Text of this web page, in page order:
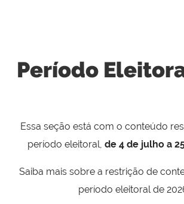
Período
Essa seção está com o conteúdo
período eleitoral, de 4 de julho a
Saiba mais sobre a restrição de
período eleitoral de